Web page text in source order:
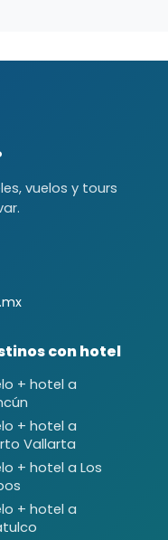
vuelos y tours
con hotel
+ hotel a
+ hotel a
Vallarta
+ hotel a Los
+ hotel a